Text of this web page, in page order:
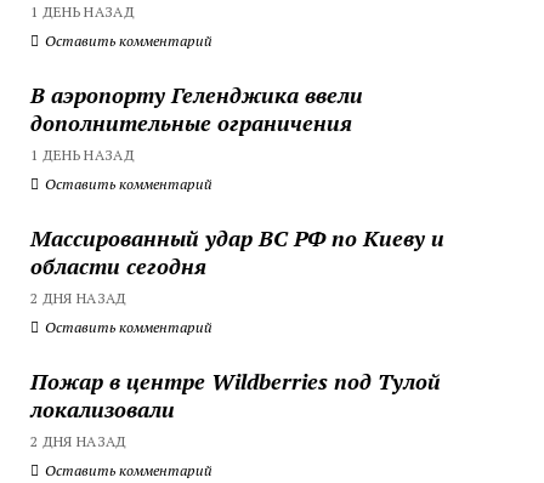
1 ДЕНЬ НАЗАД
Оставить комментарий
В аэропорту Геленджика ввели
дополнительные ограничения
1 ДЕНЬ НАЗАД
Оставить комментарий
Массированный удар ВС РФ по Киеву и
области сегодня
2 ДНЯ НАЗАД
Оставить комментарий
Пожар в центре Wildberries под Тулой
локализовали
2 ДНЯ НАЗАД
Оставить комментарий